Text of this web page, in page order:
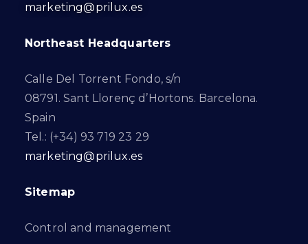
marketing@prilux.es
Northeast Headquarters
Calle Del Torrent Fondo, s/n
08791. Sant Llorenç d’Hortons. Barcelona.
Spain
Tel.: (+34) 93 719 23 29
marketing@prilux.es
Sitemap
Control and management